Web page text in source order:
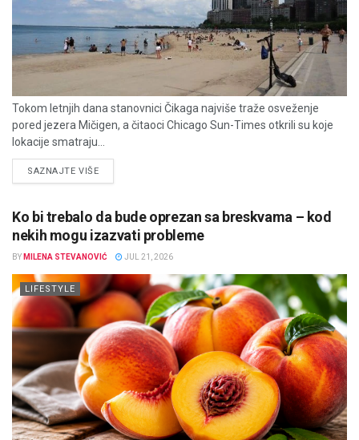
Tokom letnjih dana stanovnici Čikaga najviše traže osveženje
pored jezera Mičigen, a čitaoci Chicago Sun-Times otkrili su koje
lokacije smatraju...
SAZNAJTE VIŠEDETAILS
Ko bi trebalo da bude oprezan sa breskvama – kod
nekih mogu izazvati probleme
BY MILENA STEVANOVIĆ JUL 21, 2026
LIFESTYLE